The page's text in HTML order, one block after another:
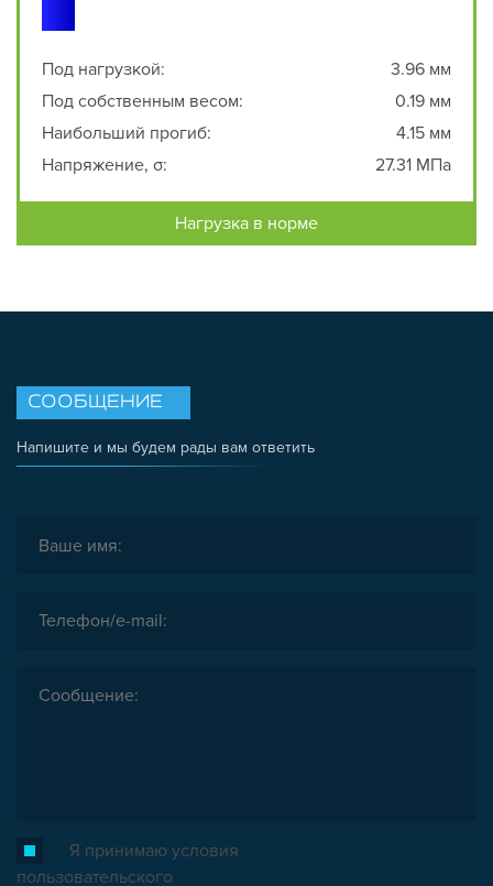
Под нагрузкой:
3.96 мм
Под собственным весом:
0.19 мм
Наибольший прогиб:
4.15 мм
Напряжение, σ:
27.31 МПа
Нагрузка в норме
СООБЩЕНИЕ
Напишите и мы будем рады вам ответить
Я принимаю условия
пользовательского